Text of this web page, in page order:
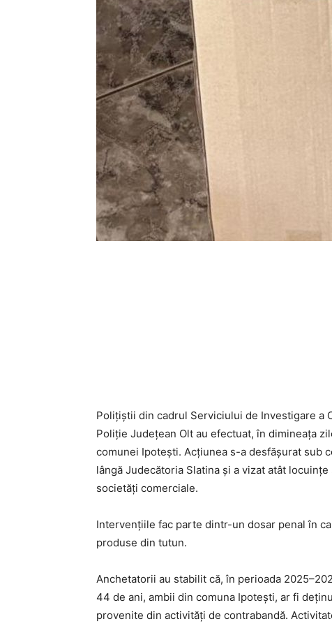
Polițiștii din cadrul Serviciului de Investigare a
Poliție Județean Olt au efectuat, în dimineața
comunei Ipotești. Acțiunea s-a desfășurat sub
lângă Judecătoria Slatina și a vizat atât
societăți comerciale.
Intervențiile fac parte dintr-un dosar penal în
produse din tutun.
Anchetatorii au stabilit că, în perioada
44 de ani, ambii din comuna Ipotești, ar fi
provenite din activități de contrabandă.